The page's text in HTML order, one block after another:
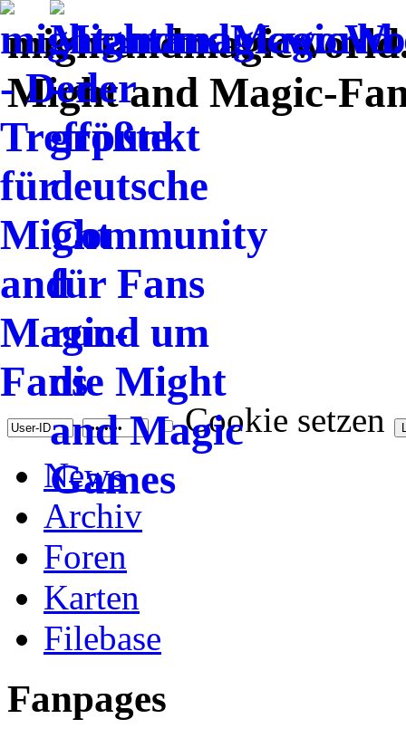
Might and Magic-
Cookie setzen
News
Archiv
Foren
Karten
Filebase
Fanpages